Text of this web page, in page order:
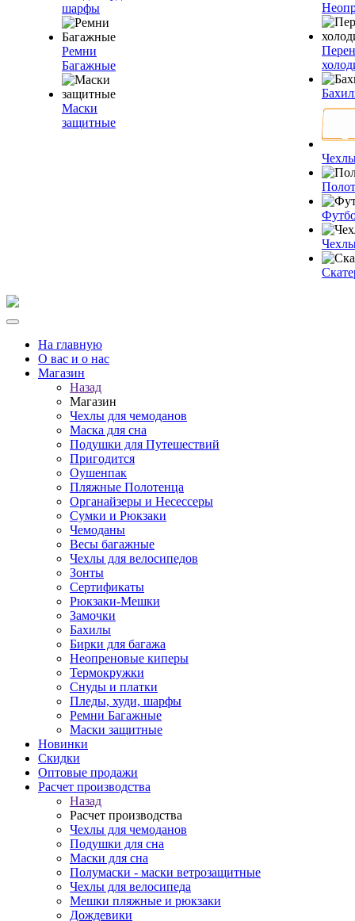
шарфы
Ремни
Багажные
Маски
защитные
На главную
О вас и о нас
Магазин
Назад
Магазин
Чехлы для чемоданов
Маска для сна
Подушки для Путешествий
Пригодится
Оушенпак
Пляжные Полотенца
Органайзеры и Несессеры
Сумки и Рюкзаки
Чемоданы
Весы багажные
Чехлы для велосипедов
Зонты
Сертификаты
Рюкзаки-Мешки
Замочки
Бахилы
Бирки для багажа
Неопреновые киперы
Термокружки
Снуды и платки
Пледы, худи, шарфы
Ремни Багажные
Маски защитные
Новинки
Скидки
Оптовые продажи
Расчет производства
Назад
Расчет производства
Чехлы для чемоданов
Подушки для сна
Маски для сна
Полумаски - маски ветрозащитные
Чехлы для велосипеда
Мешки пляжные и рюкзаки
Дождевики